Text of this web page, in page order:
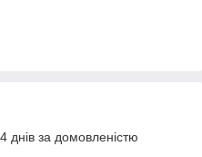
днів за домовленістю